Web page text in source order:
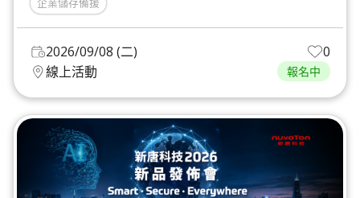
2026/09/08 (二)
0
線上活動
報名中